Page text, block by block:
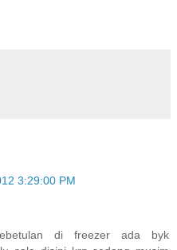
3:29:00 PM
di freezer ada byk